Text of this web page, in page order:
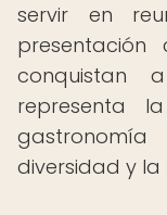
servir en
conquistan
representa
diversidad y la